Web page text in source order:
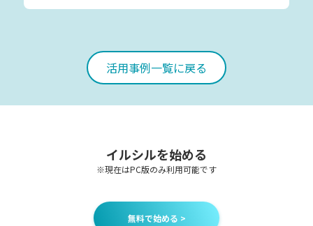
活用事例一覧に戻る
イルシルを始める
※現在はPC版のみ利用可能です
無料で始める >